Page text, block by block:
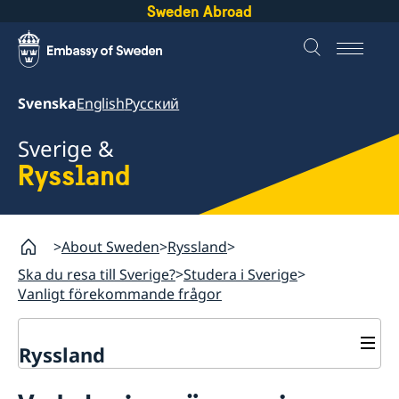
Sweden Abroad
SvenskaEnglishРусский
Sverige &
Ryssland
About Sweden Ryssland
Ska du resa till Sverige? Studera i Sverige
Vanligt förekommande frågor
Ryssland